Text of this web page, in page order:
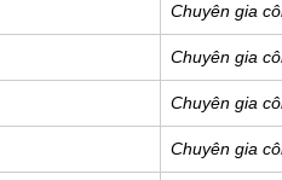
Chuyên gia
Chuyên gia
Chuyên gia
Chuyên gia